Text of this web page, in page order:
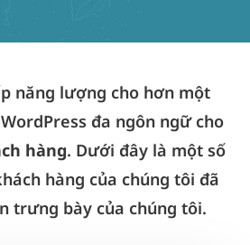
năng lượng cho hơn một
đa ngôn ngữ cho
hàng. Dưới đây là một số
hàng của chúng tôi đã
trưng bày của chúng tôi.